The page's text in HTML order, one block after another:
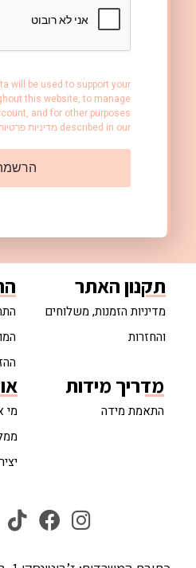
will be used to support your
this website, to manage
and for other purposes
described in our מדיניות
תקנון האתר
מדיניות הזמנות, משלוחים
והחזרות
מדריך מידות
התאמת מידה
מי